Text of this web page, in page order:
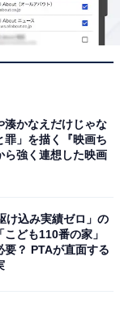
けではありませ
トになりま
ュージョンダウ
そちらの表地は
シルエットには
の表地は柔ら
を出している
グを斜め掛け
湊かなえだけじゃな
罪」を描く『映画ち
ら強く連想した映画
け込み実績ゼロ」の
ども110番の家」
要？ PTAが直面する